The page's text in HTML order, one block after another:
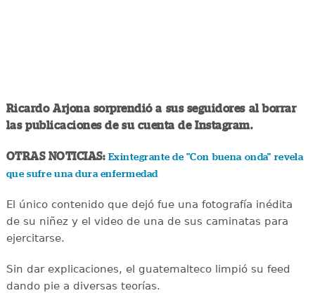
Ricardo Arjona sorprendió a sus seguidores al borrar
las publicaciones de su cuenta de Instagram.
OTRAS NOTICIAS: Exintegrante de "Con buena onda" revela
que sufre una dura enfermedad
El único contenido que dejó fue una fotografía inédita
de su niñez y el video de una de sus caminatas para
ejercitarse.
Sin dar explicaciones, el guatemalteco limpió su feed
dando pie a diversas teorías.